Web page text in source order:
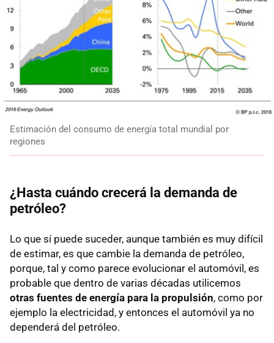
Estimación del consumo de energía total mundial por
regiones
¿Hasta cuándo crecerá la demanda de
petróleo?
Lo que sí puede suceder, aunque también es muy difícil
de estimar, es que cambie la demanda de petróleo,
porque, tal y como parece evolucionar el automóvil, es
probable que dentro de varias décadas utilicemos
otras fuentes de energía para la propulsión, como por
ejemplo la electricidad, y entonces el automóvil ya no
dependerá del petróleo.